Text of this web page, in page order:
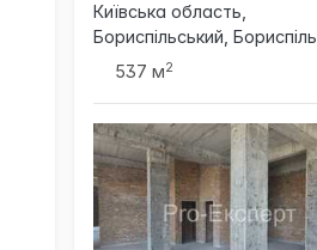
Київська область,
Бориспільський, Бориспіль
537 м2